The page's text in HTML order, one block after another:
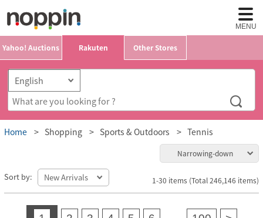
MENU
Yahoo! Auctions Rakuten Other Stores
Home Shopping Sports & Outdoors Tennis
Narrowing-down
Sort by: 1-30 items (Total 246,146 items)